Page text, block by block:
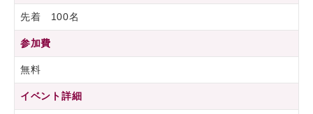
先着 100名
参加費
無料
イベント詳細